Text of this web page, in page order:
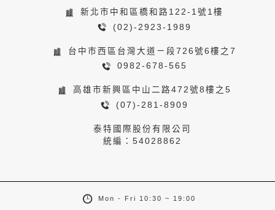
新北市中和區橋和路122-1號1樓
(02)-2923-1989
台中市西區台灣大道ㄧ段726號6樓之7
0982-678-565
高雄市新興區中山二路472號8樓之5
(07)-281-8909
泰特國際股份有限公司
統編：54028862
Mon - Fri 10:30 ~ 19:00